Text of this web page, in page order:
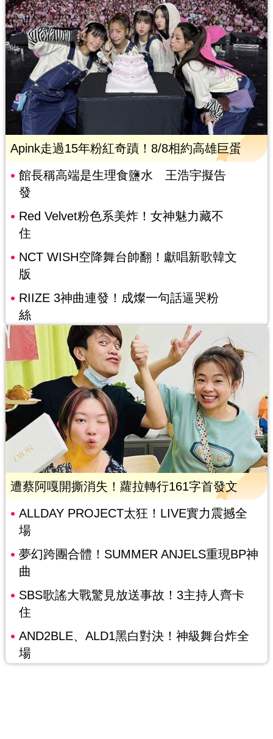
Apink走過15年粉紅奇蹟！8/8相約高雄巨蛋
館長稱高端是生理食鹽水 王浩宇擬告
發
Red Velvet粉色系美炸！女神魅力藏不
住
NCT WISH空降舞台帥翻！獻唱新歌韓文
版
RIIZE 3神曲連發！成燦一句話逼哭粉
絲
遭蔡阿嘎開撕消失！蘿拉轉行161字首發文
ALLDAY PROJECT太狂！LIVE實力震撼全
場
夢幻跨團合體！SUMMER ANJELS重現BP神
曲
SBS歌謠大戰驚見放送事故！3主持人齊卡
住
AND2BLE、ALD1黑白對決！神級舞台炸全
場